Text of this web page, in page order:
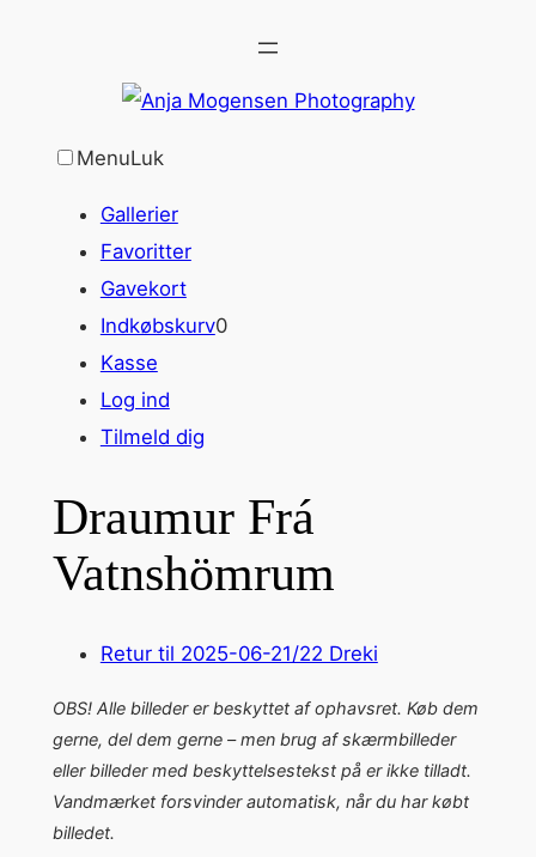
MenuLuk
Gallerier
Favoritter
Gavekort
Indkøbskurv0
Kasse
Log ind
Tilmeld dig
Draumur Frá
Vatnshömrum
Retur til 2025-06-21/22 Dreki
OBS! Alle billeder er beskyttet af ophavsret. Køb dem
gerne, del dem gerne – men brug af skærmbilleder
eller billeder med beskyttelsestekst på er ikke tilladt.
Vandmærket forsvinder automatisk, når du har købt
billedet.